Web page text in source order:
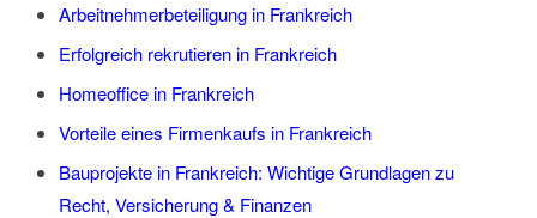
Arbeitnehmerbeteiligung in Frankreich
Erfolgreich rekrutieren in Frankreich
Homeoffice in Frankreich
Vorteile eines Firmenkaufs in Frankreich
Bauprojekte in Frankreich: Wichtige Grundlagen zu
Recht, Versicherung & Finanzen